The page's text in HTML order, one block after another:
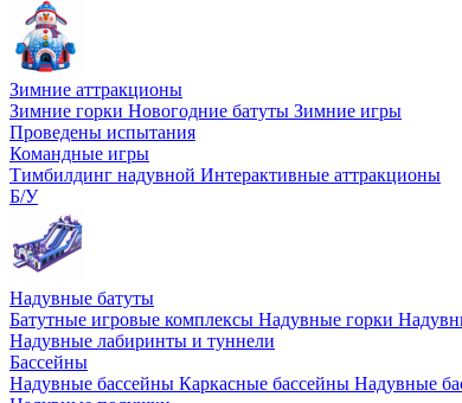
Зимние аттракционы
Зимние горки Новогодние батуты Зимние игры
Проведены испытания
Командные игры
Тимбилдинг надувной Интерактивные аттракционы
Б/У
Надувные батуты
Батутные игровые комплексы Надувные горки
Надувные лабиринты и туннели
Бассейны
Надувные бассейны Каркасные бассейны Надувные